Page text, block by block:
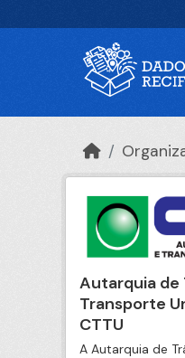
Autarquia de
Transporte
CTTU
A Autarquia de